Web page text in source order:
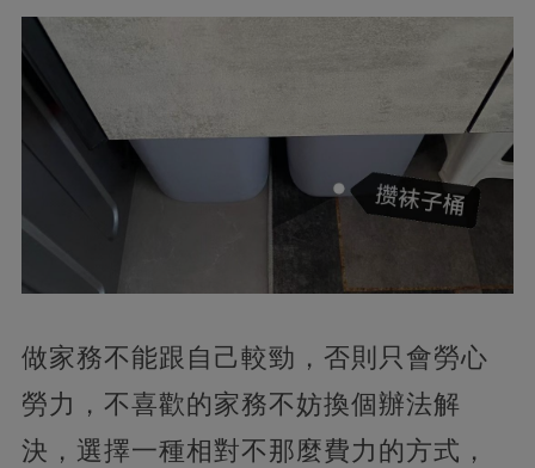
做家務不能跟自己較勁，否則只會勞心
勞力，不喜歡的家務不妨換個辦法解
決，選擇一種相對不那麼費力的方式，